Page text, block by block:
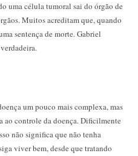
uma célula tumoral sai do órgão de
Muitos acreditam que, quando
sentença de morte. Gabriel
um pouco mais complexa, mas
ao controle da doença. Dificilmente
não significa que não tenha
viver bem, desde que tratando